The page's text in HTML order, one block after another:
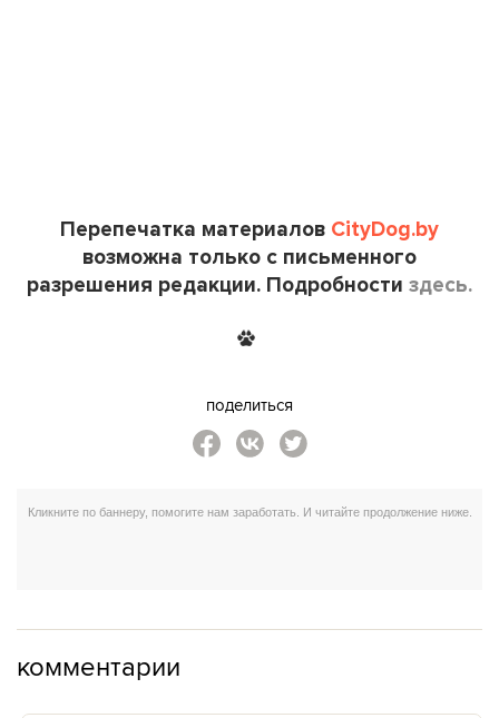
Перепечатка материалов CityDog.by
возможна только с письменного
разрешения редакции. Подробности здесь.
поделиться
комментарии